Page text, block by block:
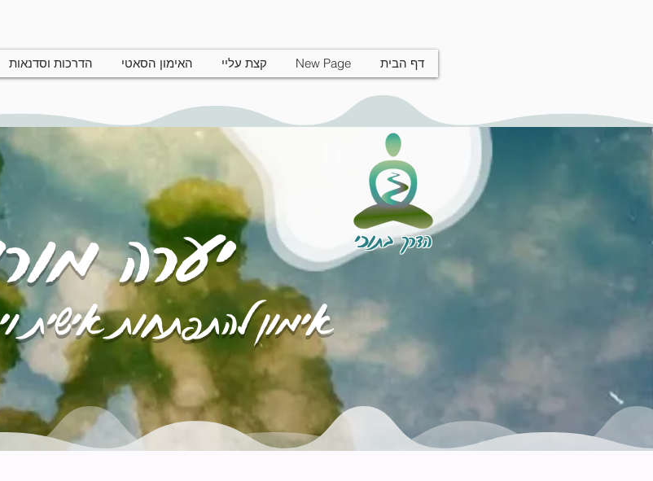
דף הבית New Page קצת עליי האימון הסאטי הדרכות וסדנאות
הדרך בתוכי
אימון להתפתחות אישית
יערה